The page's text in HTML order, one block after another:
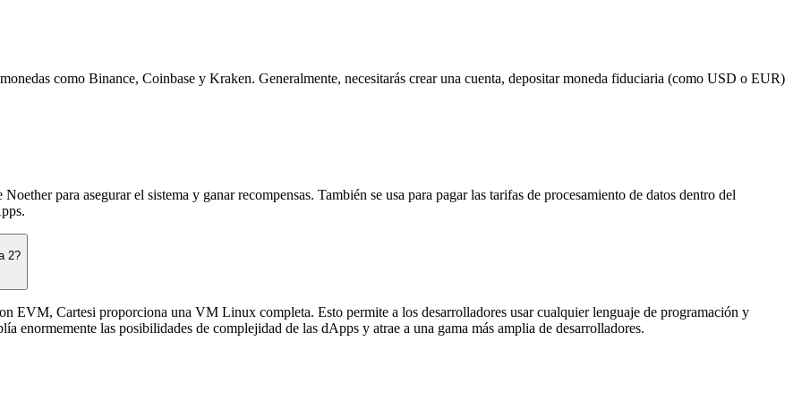
como Binance, Coinbase y Kraken. Generalmente, necesitarás crear una cuenta, depositar moneda fiduciaria (como USD o EUR)
para asegurar el sistema y ganar recompensas. También se usa para pagar las tarifas de procesamiento de datos dentro del
2?
EVM, Cartesi proporciona una VM Linux completa. Esto permite a los desarrolladores usar cualquier lenguaje de programación y
enormemente las posibilidades de complejidad de las dApps y atrae a una gama más amplia de desarrolladores.